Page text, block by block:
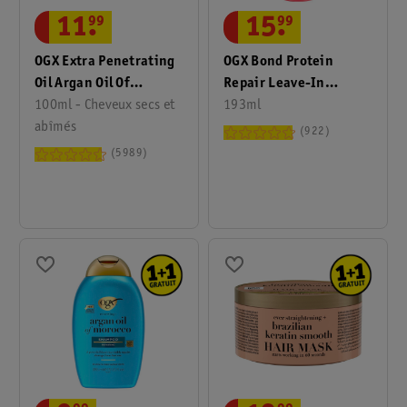
OGX Extra Penetrating
Oil Argan Oil Of
Morocco
100ml - Cheveux secs et
abîmés
11.
99
5989
OGX Bond Protein
Repair Leave-In
Conditioning Mist
193ml
15.
99
922